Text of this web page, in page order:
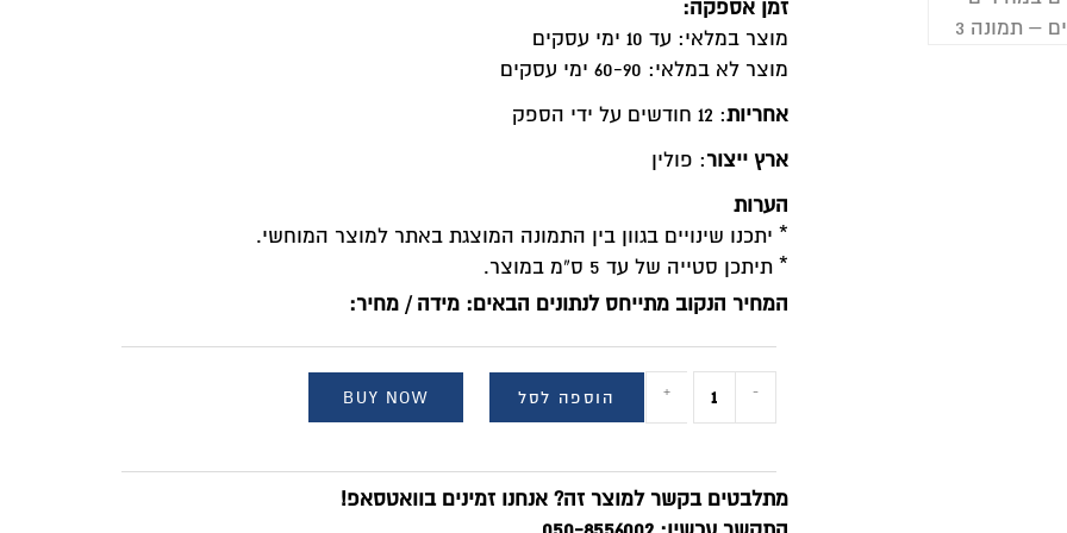
זמן אספקה:
מוצר במלאי: עד 10 ימי עסקים
מוצר לא במלאי: 60-90 ימי עסקים
אחריות: 12 חודשים על ידי הספק
ארץ ייצור: פולין
הערות
* יתכנו שינויים בגוון בין התמונה המוצגת באתר למוצר המוחשי.
* תיתכן סטייה של עד 5 ס”מ במוצר.
המחיר הנקוב מתייחס לנתונים הבאים: מידה / מחיר:
-
+ הוספה לסל BUY NOW
מתלבטים בקשר למוצר זה? אנחנו זמינים בוואטסאפ!